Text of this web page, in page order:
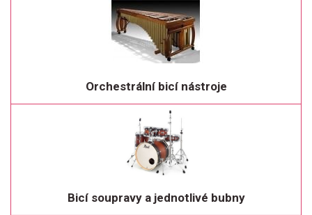
Orchestrální bicí nástroje
Bicí soupravy a jednotlivé bubny